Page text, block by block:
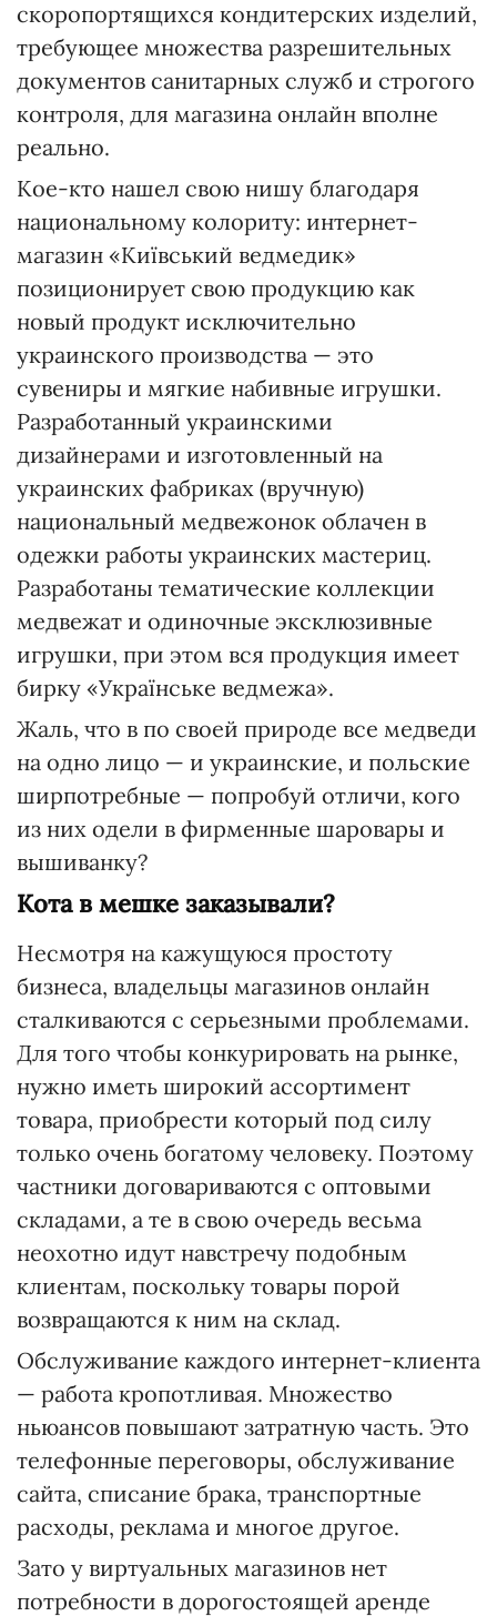
скоропортящихся кондитерских изделий,
требующее множества разрешительных
документов санитарных служб и строгого
контроля, для магазина онлайн вполне
реально.
Кое-кто нашел свою нишу благодаря
национальному колориту: интернет-
магазин «Київський ведмедик»
позиционирует свою продукцию как
новый продукт исключительно
украинского производства — это
сувениры и мягкие набивные игрушки.
Разработанный украинскими
дизайнерами и изготовленный на
украинских фабриках (вручную)
национальный медвежонок облачен в
одежки работы украинских мастериц.
Разработаны тематические коллекции
медвежат и одиночные эксклюзивные
игрушки, при этом вся продукция имеет
бирку «Українське ведмежа».
Жаль, что в по своей природе все медведи
на одно лицо — и украинские, и польские
ширпотребные — попробуй отличи, кого
из них одели в фирменные шаровары и
вышиванку?
Кота в мешке заказывали?
Несмотря на кажущуюся простоту
бизнеса, владельцы магазинов онлайн
сталкиваются с серьезными проблемами.
Для того чтобы конкурировать на рынке,
нужно иметь широкий ассортимент
товара, приобрести который под силу
только очень богатому человеку. Поэтому
частники договариваются с оптовыми
складами, а те в свою очередь весьма
неохотно идут навстречу подобным
клиентам, поскольку товары порой
возвращаются к ним на склад.
Обслуживание каждого интернет-клиента
— работа кропотливая. Множество
ньюансов повышают затратную часть. Это
телефонные переговоры, обслуживание
сайта, списание брака, транспортные
расходы, реклама и многое другое.
Зато у виртуальных магазинов нет
потребности в дорогостоящей аренде